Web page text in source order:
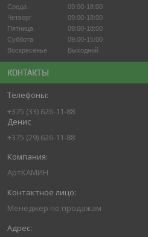
Среда
09:00-18:00
Четверг
09:00-18:00
Пятница
09:00-18:00
Суббота
09:00-15:00
Воскресенье
Выходной
КОНТАКТЫ
+375 (33) 626-11-88
Денис
+375 (29) 626-11-88
АртКАМИН
Менеджер по продажам